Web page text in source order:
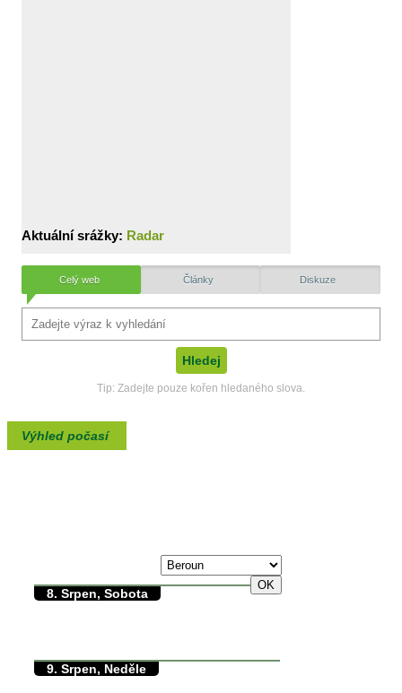
Aktuální srážky: Radar
Celý web Články Diskuze
Tip: Zadejte pouze kořen hledaného slova.
Výhled počasí
8. Srpen, Sobota
9. Srpen, Neděle